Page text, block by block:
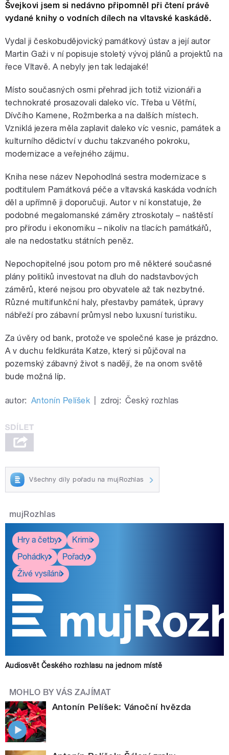
Švejkovi jsem si nedávno připomněl při čtení právě
vydané knihy o vodních dílech na vltavské kaskádě.
Vydal ji českobudějovický památkový ústav a její autor
Martin Gaži v ní popisuje stoletý vývoj plánů a projektů na
řece Vltavě. A nebyly jen tak ledajaké!
Místo současných osmi přehrad jich totiž vizionáři a
technokraté prosazovali daleko víc. Třeba u Větřní,
Dívčího Kamene, Rožmberka a na dalších místech.
Vzniklá jezera měla zaplavit daleko víc vesnic, památek a
kulturního dědictví v duchu takzvaného pokroku,
modernizace a veřejného zájmu.
Kniha nese název Nepohodlná sestra modernizace s
podtitulem Památková péče a vltavská kaskáda vodních
děl a upřímně ji doporučuji. Autor v ní konstatuje, že
podobné megalomanské záměry ztroskotaly – naštěstí
pro přírodu i ekonomiku – nikoliv na tlacích památkářů,
ale na nedostatku státních peněz.
Nepochopitelné jsou potom pro mě některé současné
plány politiků investovat na dluh do nadstavbových
záměrů, které nejsou pro obyvatele až tak nezbytné.
Různé multifunkční haly, přestavby památek, úpravy
nábřeží pro zábavní průmysl nebo luxusní turistiku.
Za úvěry od bank, protože ve společné kase je prázdno.
A v duchu feldkuráta Katze, který si půjčoval na
pozemský zábavný život s nadějí, že na onom světě
bude možná líp.
autor: Antonín Pelíšek zdroj: Český rozhlas
Všechny díly pořadu na mujRozhlas
mujRozhlas
Hry a četby
Krimi
Pohádky
Pořady
Živé vysílání
Audiosvět Českého rozhlasu na jednom místě
MOHLO BY VÁS ZAJÍMAT
Antonín Pelíšek: Vánoční hvězda